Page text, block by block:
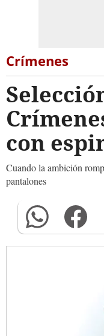
Crímenes
con
Cuando la ambición
pantalones